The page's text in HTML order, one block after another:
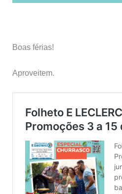
Boas férias!
Aproveitem.